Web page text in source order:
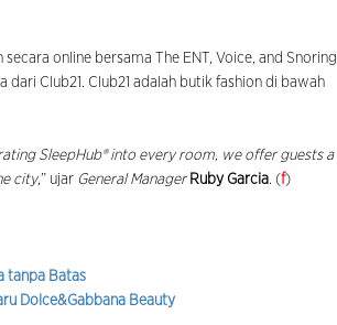
online bersama The ENT, Voice, and Snoring
Club21. Club21 adalah butik fashion di bawah
SleepHub® into every room, we offer guests a
city,” ujar General Manager Ruby Garcia. (f)
tanpa Batas
Dolce&Gabbana Beauty